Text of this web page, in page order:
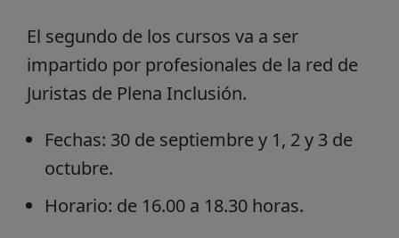
El segundo de los cursos va a ser
impartido por profesionales de la red de
Juristas de Plena Inclusión.
Fechas: 30 de septiembre y 1, 2 y 3 de
octubre.
Horario: de 16.00 a 18.30 horas.